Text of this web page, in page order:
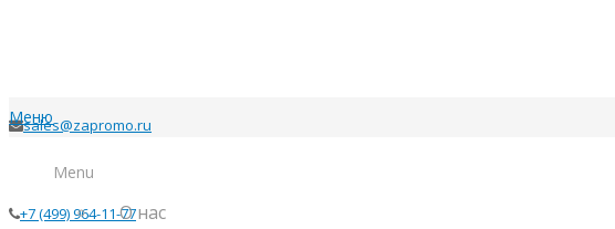
sales@zapromo.ru
+7 (499) 964-11-77
Меню
Menu
О нас